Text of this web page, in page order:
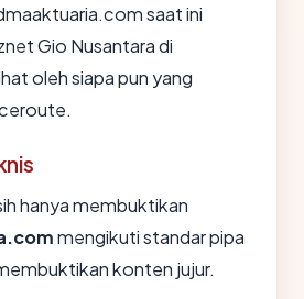
saat ini
Gio Nusantara di
oleh siapa pun yang
hanya membuktikan
mengikuti standar pipa
konten jujur.